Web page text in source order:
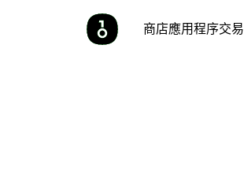
商店應用程序交易